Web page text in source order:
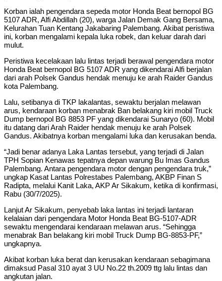
Korban ialah pengendara sepeda motor Honda Beat bernopol BG
5107 ADR, Alfi Abdillah (20), warga Jalan Demak Gang Bersama,
Kelurahan Tuan Kentang Jakabaring Palembang. Akibat peristiwa
ini, korban mengalami kepala luka robek, dan keluar darah dari
mulut.
Peristiwa kecelakaan lalu lintas terjadi berawal pengendara motor
Honda Beat bernopol BG 5107 ADR yang dikendarai Alfi berjalan
dari arah Polsek Gandus hendak menuju ke arah Raider Gandus
kota Palembang.
Lalu, setibanya di TKP lakalantas, sewaktu berjalan melawan
arus, kendaraan korban menabrak Ban belakang kiri mobil Truck
Dump bernopol BG 8853 PF yang dikendarai Sunaryo (60). Mobil
itu datang dari Arah Raider hendak menuju ke arah Polsek
Gandus. Akibatnya korban mengalami luka dan kerusakan benda.
“Jadi benar adanya Laka Lantas tersebut, yang terjadi di Jalan
TPH Sopian Kenawas tepatnya depan warung Bu Imas Gandus
Palembang. Antara pengendara motor dengan pengendara truk,”
ungkap Kasat Lantas Polrestabes Palembang, AKBP Finan S
Radipta, melalui Kanit Laka, AKP Ar Sikakum, ketika di konfirmasi,
Rabu (30/7/2025).
Lanjut Ar Sikakum, penyebab laka lantas ini terjadi lantaran
kelalaian dari pengendara Motor Honda Beat BG-5107-ADR
sewaktu mengendarai kendaraan melawan arus. “Sehingga
menabrak Ban belakang kiri mobil Truck Dump BG-8853-PF,”
ungkapnya.
Akibat korban luka berat dan kerusakan kendaraan sebagimana
dimaksud Pasal 310 ayat 3 UU No.22 th.2009 ttg lalu lintas dan
angkutan jalan.